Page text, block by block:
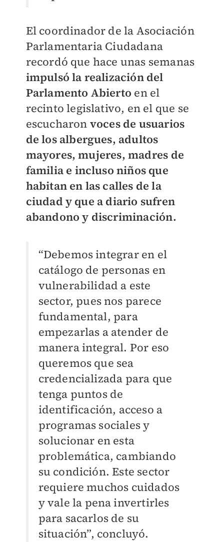
El coordinador de la Asociación
Parlamentaria Ciudadana
recordó que hace unas semanas
impulsó la realización del
Parlamento Abierto en el
recinto legislativo, en el que se
escucharon voces de usuarios
de los albergues, adultos
mayores, mujeres, madres de
familia e incluso niños que
habitan en las calles de la
ciudad y que a diario sufren
abandono y discriminación.
“Debemos integrar en el
catálogo de personas en
vulnerabilidad a este
sector, pues nos parece
fundamental, para
empezarlas a atender de
manera integral. Por eso
queremos que sea
credencializada para que
tenga puntos de
identificación, acceso a
programas sociales y
solucionar en esta
problemática, cambiando
su condición. Este sector
requiere muchos cuidados
y vale la pena invertirles
para sacarlos de su
situación”, concluyó.